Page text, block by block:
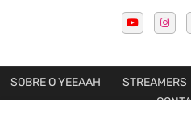
SOBRE O YEEAAH STREAMERS